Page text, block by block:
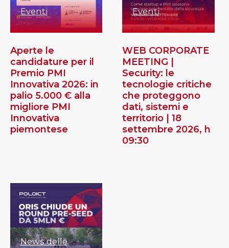
Eventi
Aperte le
candidature per il
Premio PMI
Innovativa 2026: in
palio 5.000 € alla
migliore PMI
Innovativa
piemontese
Eventi
WEB CORPORATE
MEETING |
Security: le
tecnologie critiche
che proteggono
dati, sistemi e
territorio | 18
settembre 2026, h
09:30
News delle